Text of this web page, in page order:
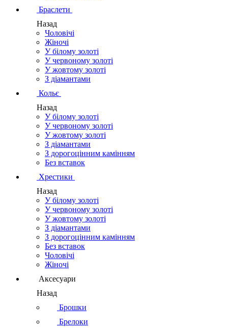
Браслети
Назад
Чоловічі
Жіночі
У білому золоті
У червоному золоті
У жовтому золоті
З діамантами
Кольє
Назад
У білому золоті
У червоному золоті
У жовтому золоті
З діамантами
З дорогоцінним камінням
Без вставок
Хрестики
Назад
У білому золоті
У червоному золоті
У жовтому золоті
З діамантами
З дорогоцінним камінням
Без вставок
Чоловічі
Жіночі
Аксесуари
Назад
Брошки
Брелоки